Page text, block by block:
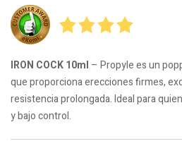
IRON COCK 10ml – Propyle es un
que proporciona erecciones firmes,
resistencia prolongada. Ideal para
y bajo control.